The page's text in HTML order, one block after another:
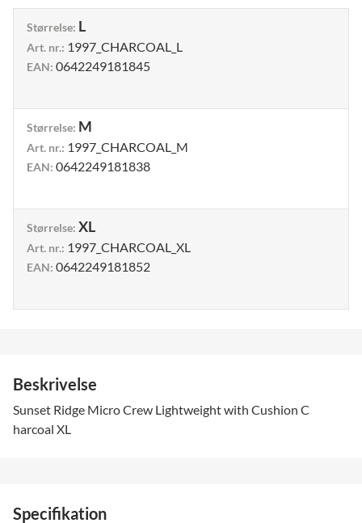
Størrelse: L
Art. nr.: 1997_CHARCOAL_L
EAN: 0642249181845
Størrelse: M
Art. nr.: 1997_CHARCOAL_M
EAN: 0642249181838
Størrelse: XL
Art. nr.: 1997_CHARCOAL_XL
EAN: 0642249181852
Beskrivelse
Sunset Ridge Micro Crew Lightweight with Cushion C
harcoal XL
Specifikation